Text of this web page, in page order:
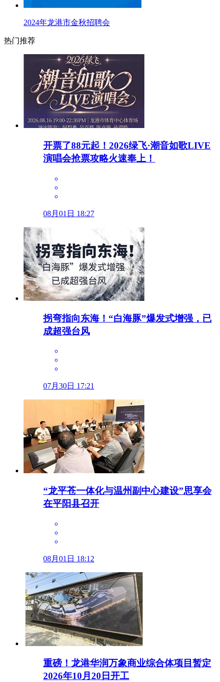
2024年龙港市金秋招聘会
热门推荐
开票了88元起！2026绿飞·潮音如歌LIVE
演唱会抢票攻略火速奉上！
08月01日 18:27
拐弯指向东海！“白海豚”爆发式增强，已
成超强台风
07月30日 17:21
“龙平苍一体化与温州副中心建设”思享会
在平阳县召开
08月01日 18:12
重磅！龙港华润万象商业综合体项目暂定
2026年10月20日开工